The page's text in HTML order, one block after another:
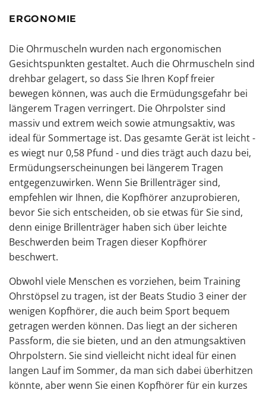
ERGONOMIE
Die Ohrmuscheln wurden nach ergonomischen
Gesichtspunkten gestaltet. Auch die Ohrmuscheln sind
drehbar gelagert, so dass Sie Ihren Kopf freier
bewegen können, was auch die Ermüdungsgefahr bei
längerem Tragen verringert. Die Ohrpolster sind
massiv und extrem weich sowie atmungsaktiv, was
ideal für Sommertage ist. Das gesamte Gerät ist leicht -
es wiegt nur 0,58 Pfund - und dies trägt auch dazu bei,
Ermüdungserscheinungen bei längerem Tragen
entgegenzuwirken. Wenn Sie Brillenträger sind,
empfehlen wir Ihnen, die Kopfhörer anzuprobieren,
bevor Sie sich entscheiden, ob sie etwas für Sie sind,
denn einige Brillenträger haben sich über leichte
Beschwerden beim Tragen dieser Kopfhörer
beschwert.
Obwohl viele Menschen es vorziehen, beim Training
Ohrstöpsel zu tragen, ist der Beats Studio 3 einer der
wenigen Kopfhörer, die auch beim Sport bequem
getragen werden können. Das liegt an der sicheren
Passform, die sie bieten, und an den atmungsaktiven
Ohrpolstern. Sie sind vielleicht nicht ideal für einen
langen Lauf im Sommer, da man sich dabei überhitzen
könnte, aber wenn Sie einen Kopfhörer für ein kurzes